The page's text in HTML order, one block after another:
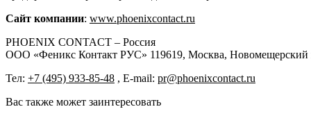
Сайт компании: www.phoenixcontact.ru
PHOENIX CONTACT – Россия
OOO «Феникс Контакт РУС» 119619, Москва, Новомещерский
Тел: +7 (495) 933-85-48 , E-mail: pr@phoenixcontact.ru
Вас также может заинтересовать